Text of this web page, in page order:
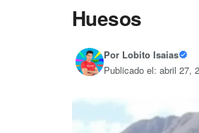
Huesos
Por Lobito Isaias
Publicado el: abril 27,